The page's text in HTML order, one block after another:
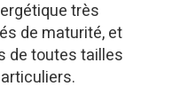
très
de maturité, et
de toutes tailles